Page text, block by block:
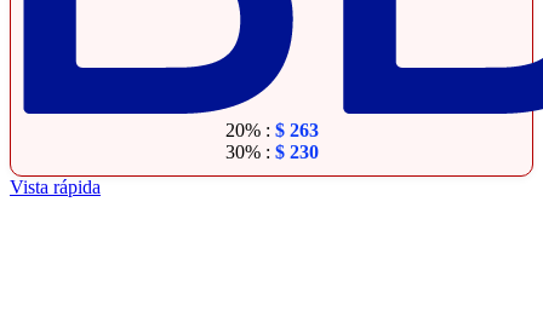
20% : $263
30% : $230
Vista rápida